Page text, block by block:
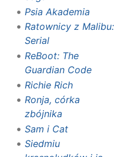
Psia Akademia
Ratownicy z Malibu:
Serial
ReBoot: The
Guardian Code
Richie Rich
Ronja, córka
zbójnika
Sam i Cat
Siedmiu